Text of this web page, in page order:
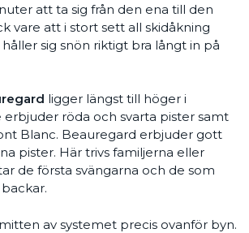
att ta sig från den ena till den
vare att i stort sett all skidåkning
sig snön riktigt bra långt in på
ligger längst till höger i
erbjuder röda och svarta pister samt
Blanc. Beauregard erbjuder gott
pister. Här trivs familjerna eller
de första svängarna och de som
av systemet precis ovanför byn.